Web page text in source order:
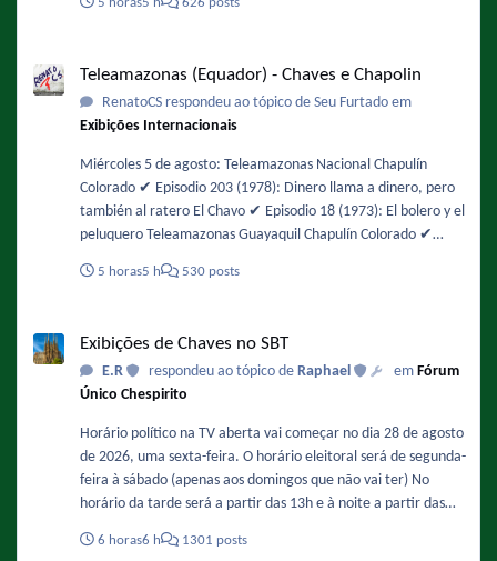
5 horas5 h 626 posts
Teleamazonas (Equador) - Chaves e Chapolin
RenatoCS respondeu ao tópico de Seu Furtado em
Exibições Internacionais
Miércoles 5 de agosto: Teleamazonas Nacional Chapulín
Colorado ✔️ Episodio 203 (1978): Dinero llama a dinero, pero
también al ratero El Chavo ✔️ Episodio 18 (1973): El bolero y el
peluquero Teleamazonas Guayaquil Chapulín Colorado ✔️
mismo chapulines con agua, que aguas con los chapulines! El
5 horas5 h 530 posts
Exibições de Chaves no SBT
E.R respondeu ao tópico de Raphael emFórum
Único Chespirito
Horário político na TV aberta vai começar no dia 28 de agosto
de 2026, uma sexta-feira. O horário eleitoral será de segunda-
feira à sábado (apenas aos domingos que não vai ter) No
horário da tarde será a partir das 13h e à noite a partir das
deverão ter a duração reduzida nesse período. Que isso não
6 horas6 h 1301 posts